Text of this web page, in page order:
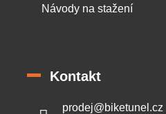
Návody na stažení
Kontakt
prodej@biketunel.cz